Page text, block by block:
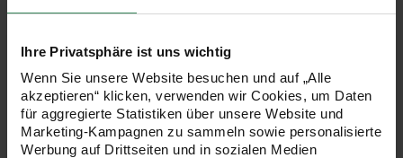
Ihre Privatsphäre ist uns wichtig
Wenn Sie unsere Website besuchen und auf „Alle
akzeptieren“ klicken, verwenden wir Cookies, um Daten
für aggregierte Statistiken über unsere Website und
Marketing-Kampagnen zu sammeln sowie personalisierte
Werbung auf Drittseiten und in sozialen Medien
breit. Besonders gut zur Geltung kommt es mit einfarbigem
Geschenk- oder Packpapier. Auch mit Ritz- oder
Geschenkschachteln passt es gut zusammen.